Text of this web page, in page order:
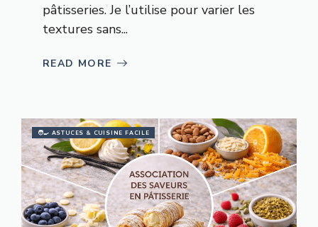
pâtisseries. Je l’utilise pour varier les
textures sans...
READ MORE
🧑‍🍳 ASTUCES & CUISINE FACILE